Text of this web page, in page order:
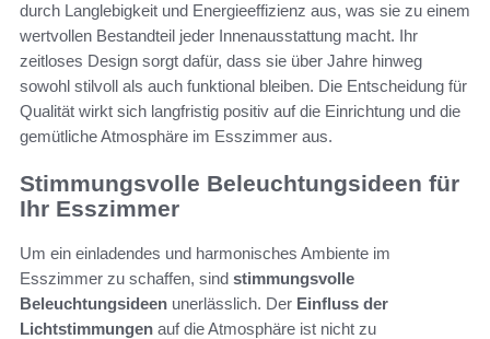
durch Langlebigkeit und Energieeffizienz aus, was sie zu einem
wertvollen Bestandteil jeder Innenausstattung macht. Ihr
zeitloses Design sorgt dafür, dass sie über Jahre hinweg
sowohl stilvoll als auch funktional bleiben. Die Entscheidung für
Qualität wirkt sich langfristig positiv auf die Einrichtung und die
gemütliche Atmosphäre im Esszimmer aus.
Stimmungsvolle Beleuchtungsideen für
Ihr Esszimmer
Um ein einladendes und harmonisches Ambiente im
Esszimmer zu schaffen, sind stimmungsvolle
Beleuchtungsideen unerlässlich. Der Einfluss der
Lichtstimmungen auf die Atmosphäre ist nicht zu